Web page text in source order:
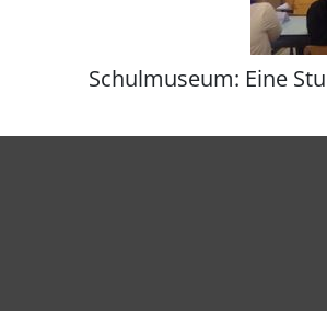
Eine Stunde